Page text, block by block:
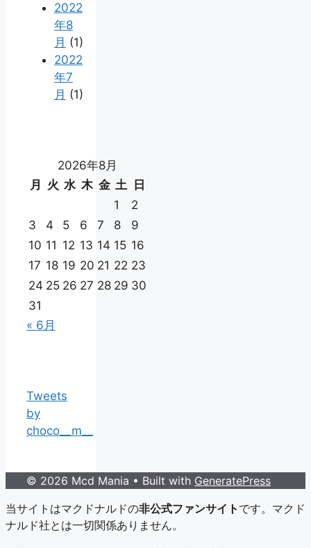
2022
年8
月 (1)
2022
年7
月 (1)
2026年8月
月
火 水 木 金 土
日
1
2
3
4 5 6 7 8
9
10 11 12 13 14 15 16
17 18 19 20 21 22 23
24 25 26 27 28 29 30
31
« 6月
Tweets
by
choco__m__
© 2026 Mcd Mania • Built with GeneratePress
当サイトはマクドナルドの非公式ファンサイト です。マクド
ナルド社とは一切関係ありません。